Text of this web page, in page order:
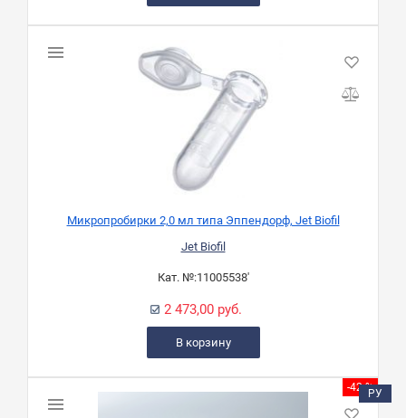
Микропробирки 2,0 мл типа Эппендорф, Jet Biofil
Jet Biofil
Кат. №:11005538'
2 473,00 руб.
В корзину
-42 %РУ